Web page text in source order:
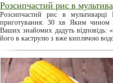
Розсипчастий рис в
Розсипчастий рис в
приготування: 30 хв Яким чином
Ваших знайомих дадуть відповідь:
його в каструлю з вже киплячою